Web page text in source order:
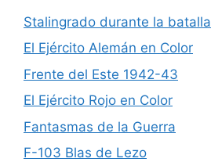
Stalingrado durante la batalla
El Ejército Alemán en Color
Frente del Este 1942-43
El Ejército Rojo en Color
Fantasmas de la Guerra
F-103 Blas de Lezo